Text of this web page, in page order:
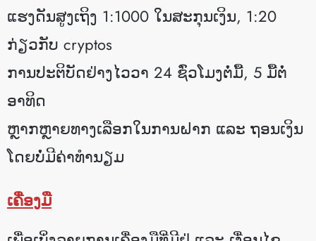
ແຮງດັນສູງເຖິງ 1:1000 ໃນສະກຸນເງິນ, 1:20
ກ່ຽວກັບ cryptos
ການປະຕິບັດຢ່າງໄວວາ 24 ຊົ່ວໂມງຕໍ່ມື້, 5 ມື້ຕໍ່
ອາທິດ
ຫຼາກຫຼາຍທາງເລືອກໃນການຝາກ ແລະ ຖອນເງິນ
ໂດຍບໍ່ມີຄ່າທຳນຽມ
ເຄື່ອງມື